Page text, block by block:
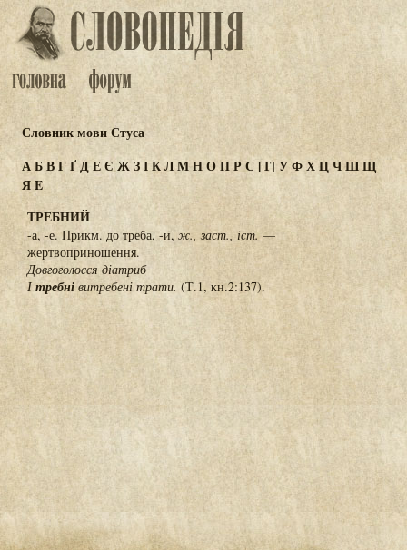
Словник мови Стуса
АБВГҐДЕЄ ЖЗІКЛМНОПР С [Т]УФХЦЧШЩ
ЯE
ТРЕБНИЙ
-а, -е. Прикм. до треба, -и, ж., заст., іст. —
жертвоприношення.
Довгоголосся діатриб
І требні витребені трати. (Т.1, кн.2:137).